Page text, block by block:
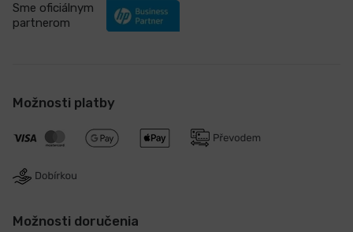
Sme oficiálnym
partnerom
Možnosti platby
Možnosti doručenia